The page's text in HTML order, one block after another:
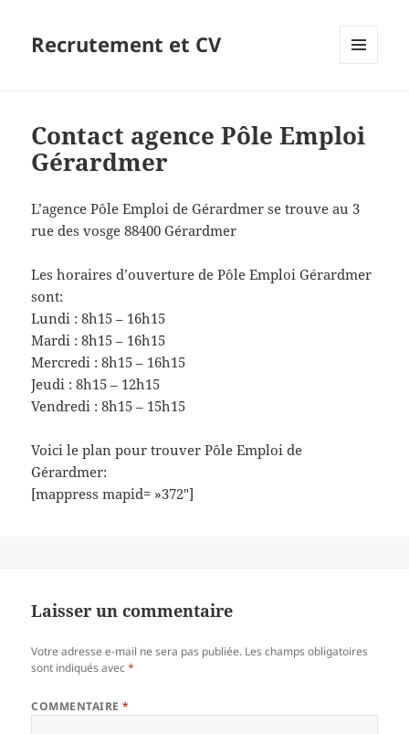
Recrutement et CV
Contact agence Pôle Emploi
Gérardmer
L’agence Pôle Emploi de Gérardmer se trouve au 3
rue des vosge 88400 Gérardmer
Les horaires d’ouverture de Pôle Emploi Gérardmer
sont:
Lundi : 8h15 – 16h15
Mardi : 8h15 – 16h15
Mercredi : 8h15 – 16h15
Jeudi : 8h15 – 12h15
Vendredi : 8h15 – 15h15
Voici le plan pour trouver Pôle Emploi de
Gérardmer:
[mappress mapid= »372″]
Laisser un commentaire
Votre adresse e-mail ne sera pas publiée. Les champs obligatoires
sont indiqués avec*
COMMENTAIRE*